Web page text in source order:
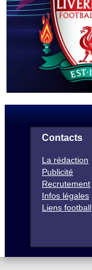
Contacts
La rédaction
Publicité
Recrutement
Infos légales
Liens football